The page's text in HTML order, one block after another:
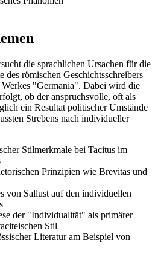
die sprachlichen Ursachen für die
des römischen Geschichtsschreibers
Werkes "Germania". Dabei wird die
ob der anspruchsvolle, oft als
ein Resultat politischer Umstände
Strebens nach individueller
Stilmerkmale bei Tacitus im
Prinzipien wie Brevitas und
von Sallust auf den individuellen
der "Individualität" als primärer
Stil
Literatur am Beispiel von